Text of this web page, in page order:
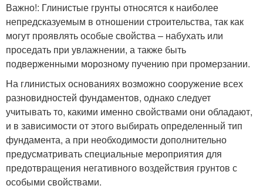
Важно!: Глинистые грунты относятся к наиболее
непредсказуемым в отношении строительства, так как
могут проявлять особые свойства – набухать или
проседать при увлажнении, а также быть
подверженными морозному пучению при промерзании.
На глинистых основаниях возможно сооружение всех
разновидностей фундаментов, однако следует
учитывать то, какими именно свойствами они обладают,
и в зависимости от этого выбирать определенный тип
фундамента, а при необходимости дополнительно
предусматривать специальные мероприятия для
предотвращения негативного воздействия грунтов с
особыми свойствами.